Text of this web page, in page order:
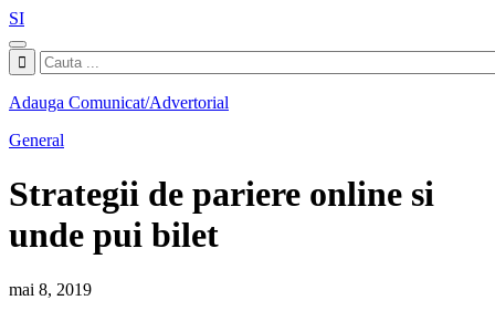
SI
Adauga Comunicat/Advertorial
General
Strategii de pariere online si
unde pui bilet
mai 8, 2019